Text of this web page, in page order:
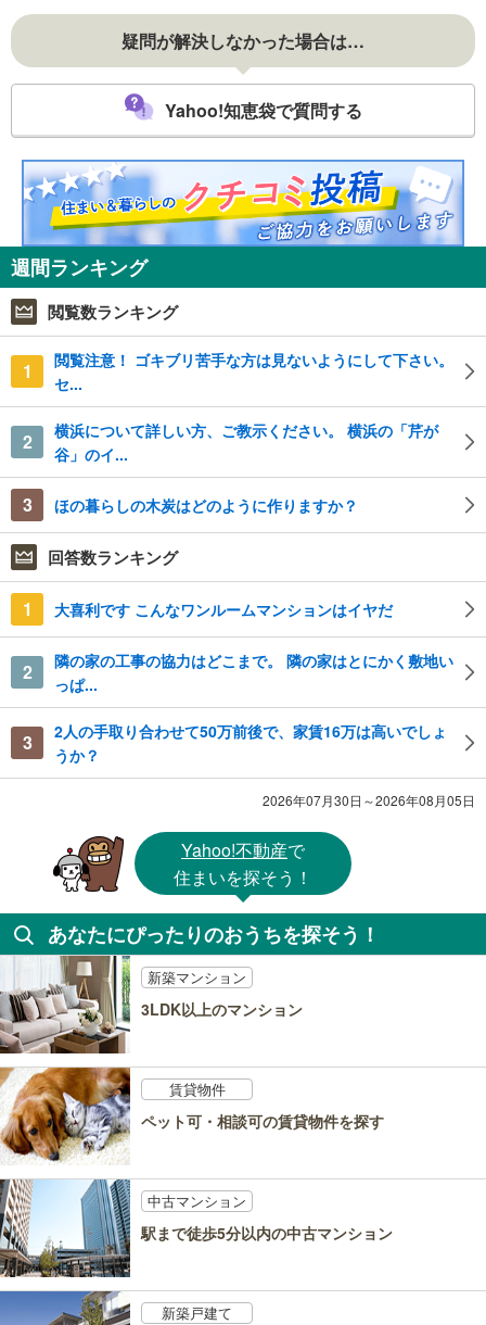
疑問が解決しなかった場合は…
Yahoo!知恵袋で質問する
週間ランキング
閲覧数ランキング
1
閲覧注意！ ゴキブリ苦手な方は見ないようにして下さい。
セ...
2
横浜について詳しい方、ご教示ください。 横浜の「芹が
谷」のイ...
3 ほの暮らしの木炭はどのように作りますか？
回答数ランキング
1 大喜利です こんなワンルームマンションはイヤだ
2
隣の家の工事の協力はどこまで。 隣の家はとにかく敷地い
っぱ...
3
2人の手取り合わせて50万前後で、家賃16万は高いでしょ
うか？
2026年07月30日～2026年08月05日
Yahoo!不動産で
住まいを探そう！
あなたにぴったりのおうちを探そう！
新築マンション
3LDK以上のマンション
賃貸物件
ペット可・相談可の賃貸物件を探す
中古マンション
駅まで徒歩5分以内の中古マンション
新築戸建て